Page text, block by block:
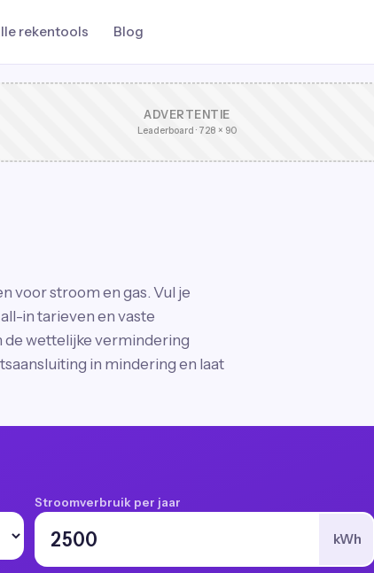
rekentools Blog
ADVERTENTIE
Leaderboard · 728 × 90
voor stroom en gas. Vul je
in tarieven en vaste
de wettelijke vermindering
in mindering en laat
Stroomverbruik per jaar
kWh